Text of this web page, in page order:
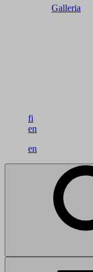
Galleria
fi
en
en